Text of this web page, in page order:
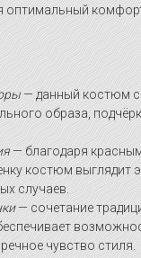
оптимальный
— данный костюм
образа,
— благодаря
костюм выглядит
случаев.
— сочетание
чувство стиля.